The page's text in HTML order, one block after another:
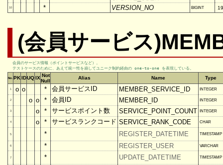
10 * VERSION_NO BIGINT 19
(会員サービス
会員のサービス情報（ポイントサービスなど）。
テストケースのために、あえて統一性を崩してユニーク制約経由の one-to-one を表現している。
No. PKIDUQIX Not
Null
Alias Name Type
1 o o * 会員サービスID MEMBER_SERVICE_ID INTEGER
2 o o * 会員ID MEMBER_ID INTEGER
3 o * サービスポイント数 SERVICE_POINT_COUNT INTEGER
4 o * サービスランクコード SERVICE_RANK_CODE CHAR
5 * REGISTER_DATETIME TIMESTAMP
6 * REGISTER_USER VARCHAR
7 * UPDATE_DATETIME TIMESTAMP